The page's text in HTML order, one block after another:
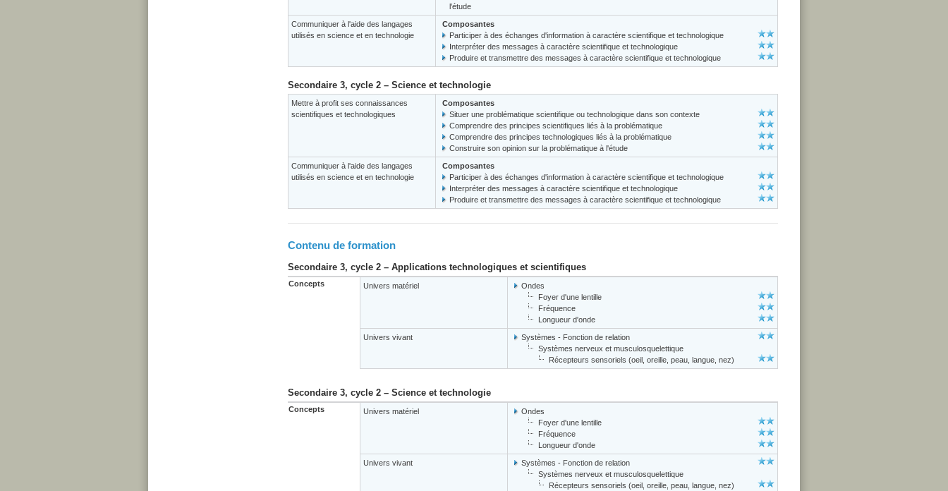
l'étude
Communiquer à l'aide des langages
utilisés en science et en technologie
Composantes
Participer à des échanges d'information à caractère scientifique et technologique
Interpréter des messages à caractère scientifique et technologique
Produire et transmettre des messages à caractère scientifique et technologique
Secondaire 3, cycle 2 – Science et technologie
Mettre à profit ses connaissances
scientifiques et technologiques
Composantes
Situer une problématique scientifique ou technologique dans son contexte
Comprendre des principes scientifiques liés à la problématique
Comprendre des principes technologiques liés à la problématique
Construire son opinion sur la problématique à l'étude
Communiquer à l'aide des langages
utilisés en science et en technologie
Composantes
Participer à des échanges d'information à caractère scientifique et technologique
Interpréter des messages à caractère scientifique et technologique
Produire et transmettre des messages à caractère scientifique et technologique
Contenu de formation
Secondaire 3, cycle 2 – Applications technologiques et scientifiques
Concepts Univers matériel
Ondes
Foyer d'une lentille
Fréquence
Longueur d'onde
Univers vivant
Systèmes - Fonction de relation
Systèmes nerveux et musculosquelettique
Récepteurs sensoriels (oeil, oreille, peau, langue, nez)
Secondaire 3, cycle 2 – Science et technologie
Concepts Univers matériel
Ondes
Foyer d'une lentille
Fréquence
Longueur d'onde
Univers vivant
Systèmes - Fonction de relation
Systèmes nerveux et musculosquelettique
Récepteurs sensoriels (oeil, oreille, peau, langue, nez)